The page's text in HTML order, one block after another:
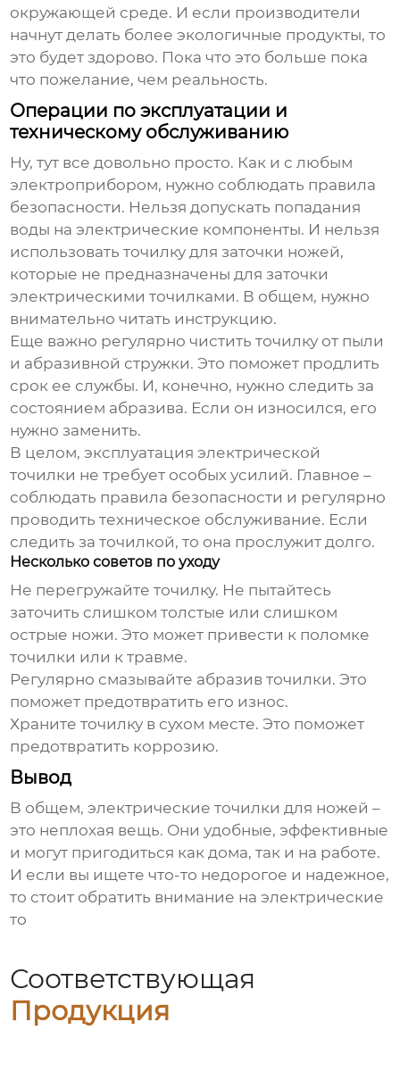
окружающей среде. И если производители
начнут делать более экологичные продукты, то
это будет здорово. Пока что это больше пока
что пожелание, чем реальность.
Операции по эксплуатации и
техническому обслуживанию
Ну, тут все довольно просто. Как и с любым
электроприбором, нужно соблюдать правила
безопасности. Нельзя допускать попадания
воды на электрические компоненты. И нельзя
использовать точилку для заточки ножей,
которые не предназначены для заточки
электрическими точилками. В общем, нужно
внимательно читать инструкцию.
Еще важно регулярно чистить точилку от пыли
и абразивной стружки. Это поможет продлить
срок ее службы. И, конечно, нужно следить за
состоянием абразива. Если он износился, его
нужно заменить.
В целом, эксплуатация электрической
точилки не требует особых усилий. Главное –
соблюдать правила безопасности и регулярно
проводить техническое обслуживание. Если
следить за точилкой, то она прослужит долго.
Несколько советов по уходу
Не перегружайте точилку. Не пытайтесь
заточить слишком толстые или слишком
острые ножи. Это может привести к поломке
точилки или к травме.
Регулярно смазывайте абразив точилки. Это
поможет предотвратить его износ.
Храните точилку в сухом месте. Это поможет
предотвратить коррозию.
Вывод
В общем, электрические точилки для ножей –
это неплохая вещь. Они удобные, эффективные
и могут пригодиться как дома, так и на работе.
И если вы ищете что-то недорогое и надежное,
то стоит обратить внимание наэлектрические
то
Соответствующая
Продукция